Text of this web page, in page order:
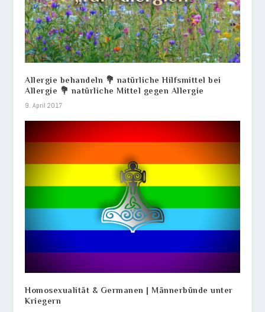
Allergie behandeln 💐 natürliche Hilfsmittel bei
Allergie 💐 natürliche Mittel gegen Allergie
9. April 2017
Homosexualität & Germanen | Männerbünde unter
Kriegern